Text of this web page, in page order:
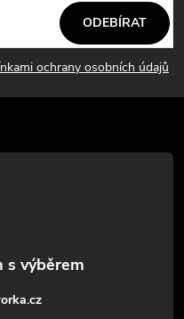
ochrany osobních údajů
ODEBÍRAT